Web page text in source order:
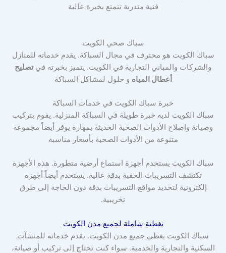
فنية متدربة تتمتع بخبرة عالية
سباك صحي الكويت
سباك الكويت هو محترف في مجال السباكة. يقدم خدماته للمنازل
والشركات والمباني التجارية في الكويت. يتميز بخبرته فيتصليح
أعطال المياه و حلول لمشاكل السباكة
خبرة سباك الكويت في خدمات السباكة
سباك الكويت لديه خبرة طويلة في السباكة المنزلية. يقوم بتركيب
وصيانة وإصلاح الأدوات الصحية الحديثة بمهارة يوفر أيضاً مجموعة
متنوعة من الأدوات الصحية بأسعار مناسبة
سباك الكويت يستخدم أجهزة استماع أرضية متطورة. هذه الأجهزة
تكتشف التسريبات الخفية بدقة عالية. يستخدم أيضاً أجهزة
إلكترونية لتحديد مواقع التسريبات بدقة دون الحاجة إلى طرق
تخريبية.
تغطية شاملة لجميع مدن الكويت
سباك الكويت يغطي جميع مدن الكويت. يقدم خدماته للمنشآت
السكنية والتجارية والخدمية. سواء كنت تحتاج إلى تركيب أو صيانة،